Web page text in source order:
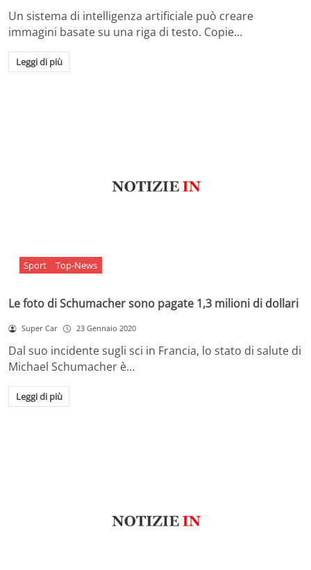
Un sistema di intelligenza artificiale può creare
immagini basate su una riga di testo. Copie…
Leggi di più
Sport Top-News
Le foto di Schumacher sono pagate 1,3 milioni di dollari
Super Car 23 Gennaio 2020
Dal suo incidente sugli sci in Francia, lo stato di salute di
Michael Schumacher è…
Leggi di più